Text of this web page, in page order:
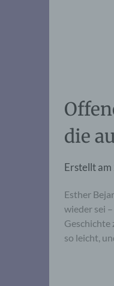
die
Erstellt am
Esther
wieder sei
Geschichte
so leicht,